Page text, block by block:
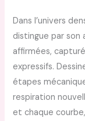
Dans l’univers
distingue par son
affirmées,
expressifs.
étapes
respiration
et chaque